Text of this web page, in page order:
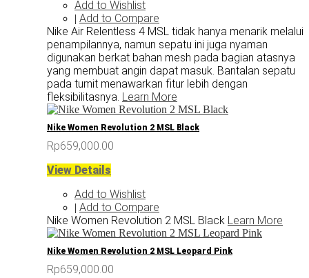
Add to Wishlist
| Add to Compare
Nike Air Relentless 4 MSL tidak hanya menarik melalui
penampilannya, namun sepatu ini juga nyaman
digunakan berkat bahan mesh pada bagian atasnya
yang membuat angin dapat masuk. Bantalan sepatu
pada tumit menawarkan fitur lebih dengan
fleksibilitasnya. Learn More
Nike Women Revolution 2 MSL Black
Rp659,000.00
View Details
Add to Wishlist
| Add to Compare
Nike Women Revolution 2 MSL Black Learn More
Nike Women Revolution 2 MSL Leopard Pink
Rp659,000.00